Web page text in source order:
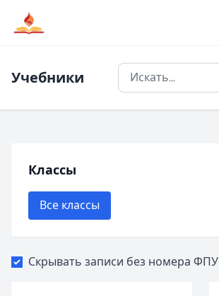
Учебники
Классы
Все классы
Скрывать записи без номера ФПУ